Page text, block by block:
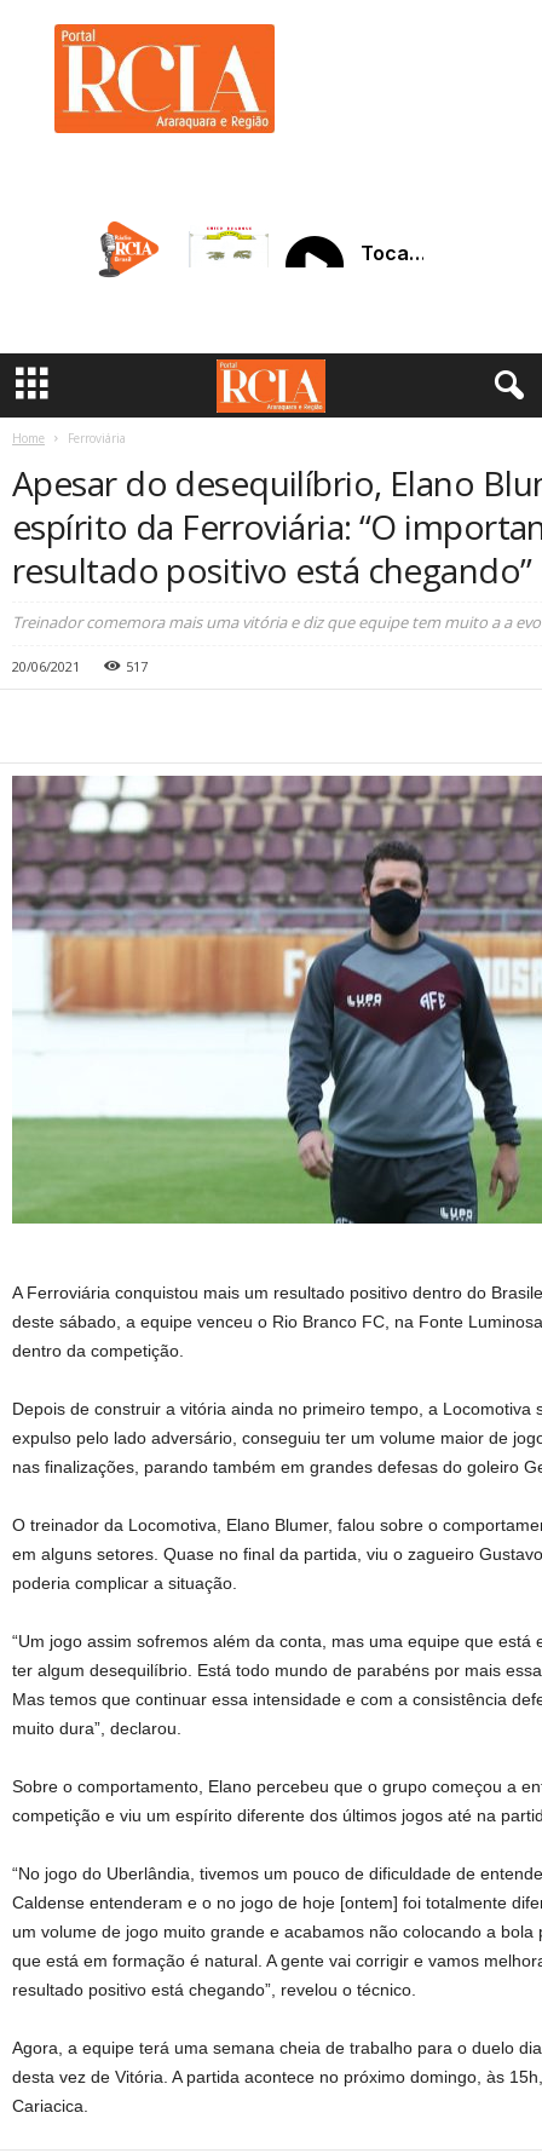
a
Home Ferroviária
Apesar do desequilíbrio, Elano
espírito da Ferroviária: “O
resultado positivo está chegando”
Treinador comemora mais uma vitória e diz que equipe tem muito a a
20/06/2021 517
A Ferroviária conquistou mais um resultado positivo dentro do
deste sábado, a equipe venceu o Rio Branco FC, na Fonte
dentro da competição.
Depois de construir a vitória ainda no primeiro tempo, a Locomotiva
expulso pelo lado adversário, conseguiu ter um volume maior de
nas finalizações, parando também em grandes defesas do goleiro
O treinador da Locomotiva, Elano Blumer, falou sobre o
em alguns setores. Quase no final da partida, viu o zagueiro
poderia complicar a situação.
“Um jogo assim sofremos além da conta, mas uma equipe que
ter algum desequilíbrio. Está todo mundo de parabéns por mais
Mas temos que continuar essa intensidade e com a consistência
muito dura”, declarou.
Sobre o comportamento, Elano percebeu que o grupo começou a
competição e viu um espírito diferente dos últimos jogos até na
“No jogo do Uberlândia, tivemos um pouco de dificuldade de
Caldense entenderam e o no jogo de hoje [ontem] foi totalmente
um volume de jogo muito grande e acabamos não colocando a
que está em formação é natural. A gente vai corrigir e vamos
resultado positivo está chegando”, revelou o técnico.
Agora, a equipe terá uma semana cheia de trabalho para o duelo
desta vez de Vitória. A partida acontece no próximo domingo, às
Cariacica.